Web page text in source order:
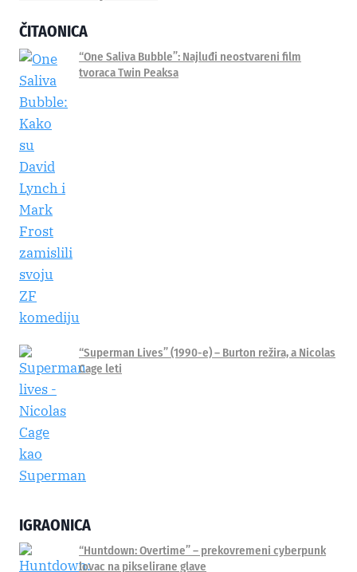
ČITAONICA
“One Saliva Bubble”: Najluđi neostvareni film
tvoraca Twin Peaksa
“Superman Lives” (1990-e) – Burton režira, a Nicolas
Cage leti
IGRAONICA
“Huntdown: Overtime” – prekovremeni cyberpunk
lovac na pikselirane glave